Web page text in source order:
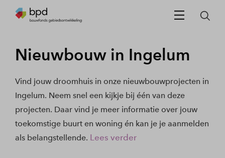
Nieuwbouw in Ingelum
Vind jouw droomhuis in onze nieuwbouwprojecten in
Ingelum. Neem snel een kijkje bij één van deze
projecten. Daar vind je meer informatie over jouw
toekomstige buurt en woning én kan je je aanmelden
als belangstellende. Lees verder